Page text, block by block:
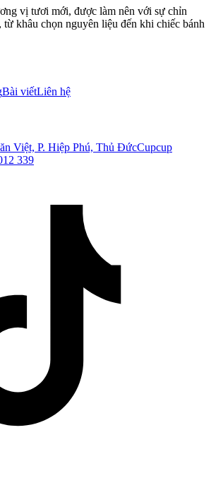
vị tươi mới, được làm nên với sự chỉn
khâu chọn nguyên liệu đến khi chiếc bánh
Bài viếtLiên hệ
Việt, P. Hiệp Phú, Thủ ĐứcCupcup
339